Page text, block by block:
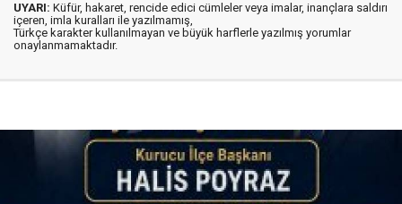
UYARI: Küfür, hakaret, rencide edici cümleler veya imalar, inançlara saldırı
içeren, imla kuralları ile yazılmamış,
Türkçe karakter kullanılmayan ve büyük harflerle yazılmış yorumlar
onaylanmamaktadır.